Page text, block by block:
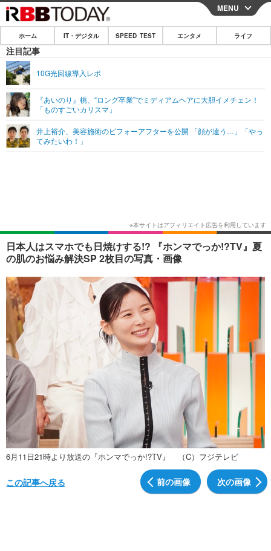
CLOSE
ホーム
IT・デジタル
ネタ
ショッピング その他
SPEED TEST
エンタメ
エンタメTOP
ショッピング その他
ライフ
MENU
ホーム IT・デジタル SPEED TEST エンタメ ライフ
注目記事
10G光回線導入レポ
『あいのり』桃、“ロング卒業”でミディアムヘアに大胆イメチェン！
「ものすごいカリスマ」
井上裕介、美容施術のビフォーアフターを公開 「顔が違う…」「やっ
てみたいわ！」
日本人はスマホでも日焼けする!? 『ホンマでっか!?TV』夏
の肌のお悩み解決SP 2枚目の写真・画像
6月11日21時より放送の『ホンマでっか!?TV』 （C）フジテレビ
前の画像 次の画像
この記事へ戻る